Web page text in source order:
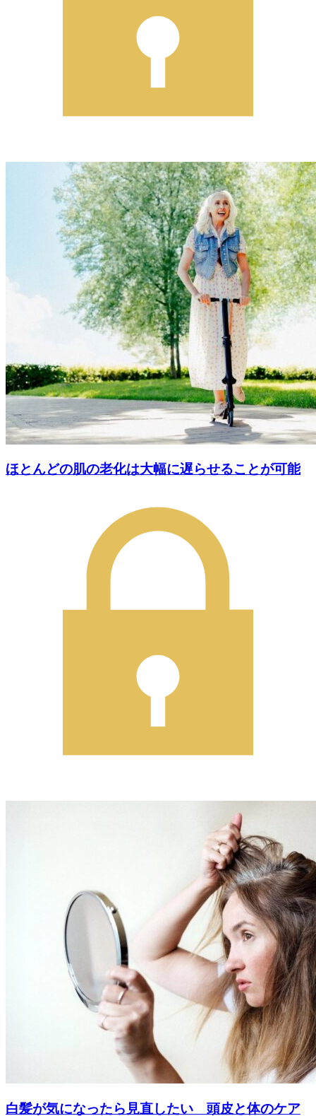
ほとんどの肌の老化は大幅に遅らせることが可能
白髪が気になったら見直したい 頭皮と体のケア